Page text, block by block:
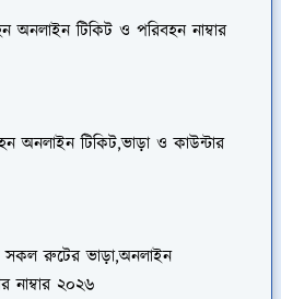
অনলাইন টিকিট ও পরিবহন নাম্বার
অনলাইন টিকিট,ভাড়া ও কাউন্টার
সকল রুটের ভাড়া,অনলাইন
নাম্বার ২০২৬